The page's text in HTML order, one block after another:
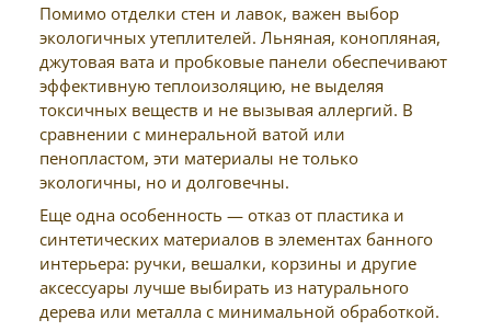
Помимо отделки стен и лавок, важен выбор
экологичных утеплителей. Льняная, конопляная,
джутовая вата и пробковые панели обеспечивают
эффективную теплоизоляцию, не выделяя
токсичных веществ и не вызывая аллергий. В
сравнении с минеральной ватой или
пенопластом, эти материалы не только
экологичны, но и долговечны.
Еще одна особенность — отказ от пластика и
синтетических материалов в элементах банного
интерьера: ручки, вешалки, корзины и другие
аксессуары лучше выбирать из натурального
дерева или металла с минимальной обработкой.